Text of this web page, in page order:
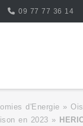
09 77 77 36 14
d'Energie »
en 2023 »